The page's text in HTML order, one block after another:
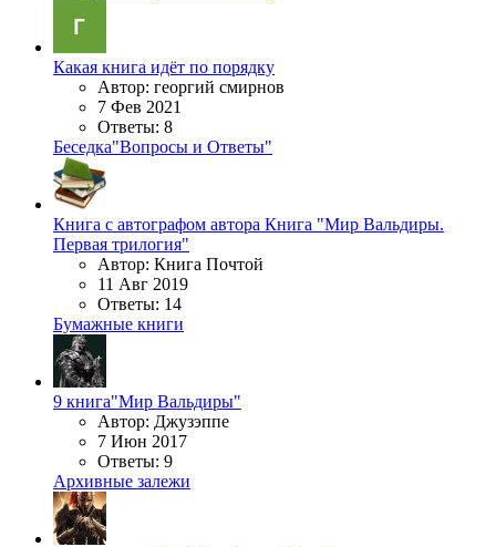
Какая книга идёт по порядку
Автор: георгий смирнов
7 Фев 2021
Ответы: 8
Беседка"Вопросы и Ответы"
Книга с автографом автора Книга "Мир Вальдиры.
Первая трилогия"
Автор: Книга Почтой
11 Авг 2019
Ответы: 14
Бумажные книги
9 книга"Мир Вальдиры"
Автор: Джузэппе
7 Июн 2017
Ответы: 9
Архивные залежи